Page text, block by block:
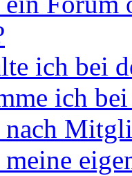
ich bei
ich